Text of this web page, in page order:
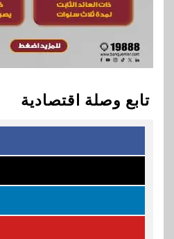
تابع وصلة اقتصادية